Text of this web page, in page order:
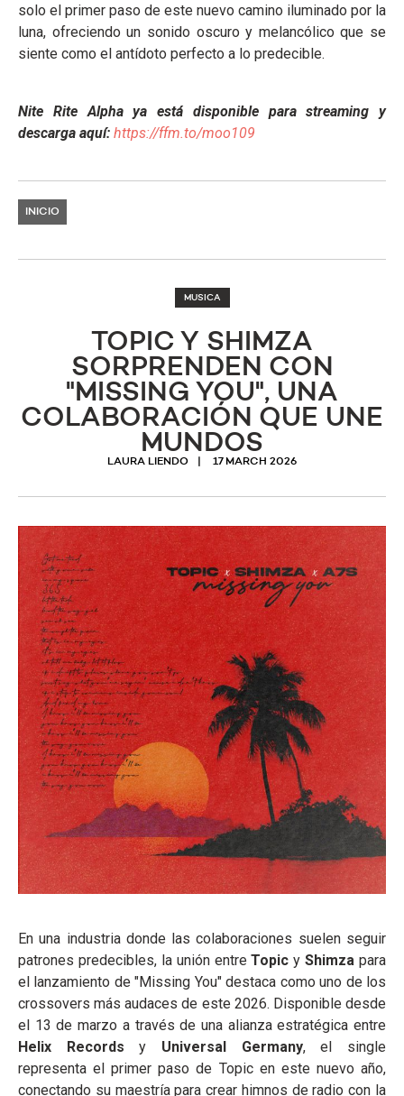
solo el primer paso de este nuevo camino iluminado por la
luna, ofreciendo un sonido oscuro y melancólico que se
siente como el antídoto perfecto a lo predecible.
Nite Rite Alpha ya está disponible para streaming y
descarga aquí: https://ffm.to/moo109
INICIO
MUSICA
TOPIC Y SHIMZA
SORPRENDEN CON
"MISSING YOU", UNA
COLABORACIÓN QUE UNE
MUNDOS
LAURA LIENDO 17 MARCH 2026
En una industria donde las colaboraciones suelen seguir
patrones predecibles, la unión entreTopic yShimza para
el lanzamiento de "Missing You" destaca como uno de los
crossovers más audaces de este 2026. Disponible desde
el 13 de marzo a través de una alianza estratégica entre
Helix Records y Universal Germany, el single
representa el primer paso de Topic en este nuevo año,
conectando su maestría para crear himnos de radio con la